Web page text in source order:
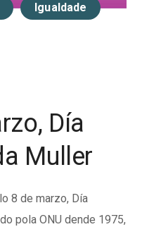
Igualdade
Día
Muller
8 de marzo, Día
pola ONU dende 1975,